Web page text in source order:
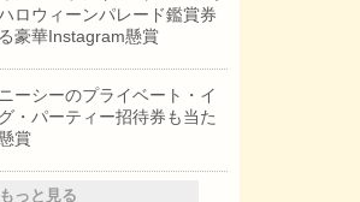
ロウィーンパレード鑑賞券
豪華Instagram懸賞
ーシーのプライベート・イ
・パーティー招待券も当た
賞
もっと見る